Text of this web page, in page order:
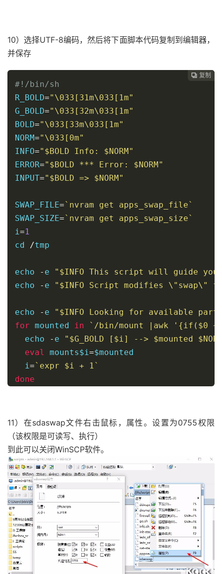
10）选择UTF-8编码，然后将下面脚本代码复制到编辑器，
并保存
 复制
#!/bin/sh
R_BOLD="\033[31m\033[1m"
G_BOLD="\033[32m\033[1m"
BOLD="\033[33m\033[1m"
NORM="\033[0m"
INFO="$BOLD Info: $NORM"
ERROR="$BOLD *** Error: $NORM"
INPUT="$BOLD => $NORM"
SWAP_FILE=`nvram get apps_swap_file`
SWAP_SIZE=`nvram get apps_swap_size`
i=1
cd /tmp
echo - e
"$INFO This script will guide
echo
- e "$INFO Script modifies \"swap\"
echo - e
"$INFO Looking for available
for mounted in
`/bin/mount |awk '{if($0
  echo
- e
"$G_BOLD [$i] --> $mounted
eval
mounts$i=$mounted
  i
=`expr $i + 1`
done
  echo
-e "$ERROR $R_BOLD No
exit 1
fi
echo -en "$INPUT $BOLD Please enter
if [ "$partitionNumber" == "0" ]
then
  echo
e $INFO
...
exit
fi
if
"$partitionNumber" = "" ] || [
  echo
"$ERROR $R_BOLD Invalid
11）在sdaswap文件右击鼠标，属性。设置为0755权限
（该权限是可读写、执行）
到此可以关闭WinSCP软件。